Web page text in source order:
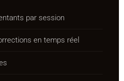
par session
en temps réel